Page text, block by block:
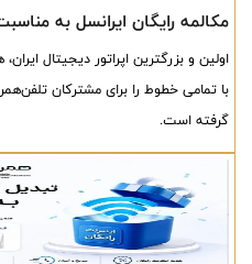
مکالمه رایگان ایرانسل به
با تمامی خطوط را برای مشترکان
گرفته است.